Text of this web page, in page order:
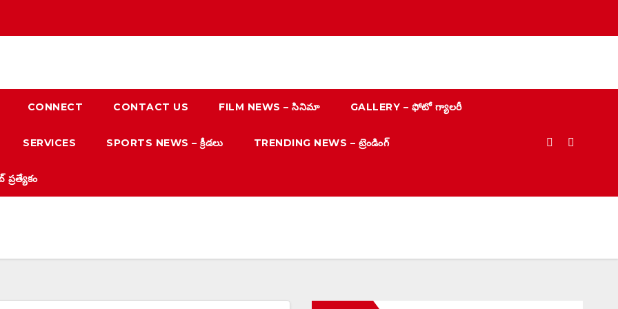
CONNECT CONTACT US FILM NEWS – సినిమా GALLERY – ఫోటో గ్యాలరీ
SERVICES SPORTS NEWS – క్రీడలు TRENDING NEWS – ట్రెండింగ్